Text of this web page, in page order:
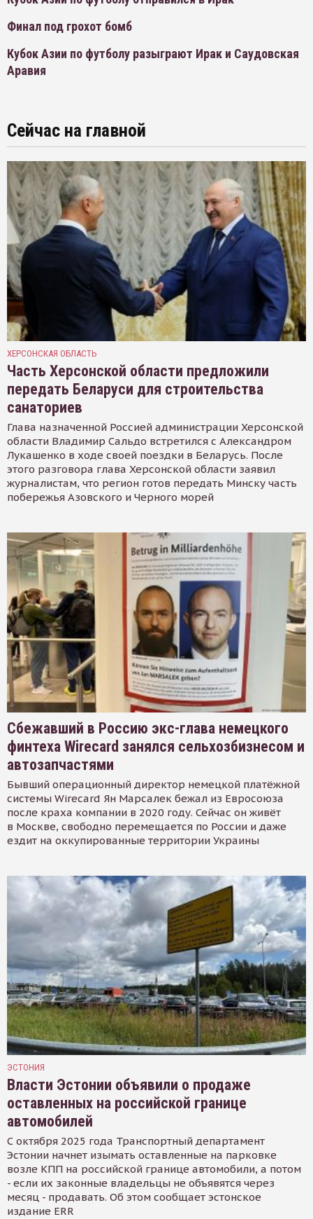
Финал под грохот бомб
Кубок Азии по футболу разыграют Ирак и Саудовская
Аравия
Сейчас на главной
ХЕРСОНСКАЯ ОБЛАСТЬ
Часть Херсонской области предложили
передать Беларуси для строительства
санаториев
Глава назначенной Россией администрации Херсонской
области Владимир Сальдо встретился с Александром
Лукашенко в ходе своей поездки в Беларусь. После
этого разговора глава Херсонской области заявил
журналистам, что регион готов передать Минску часть
побережья Азовского и Черного морей
Сбежавший в Россию экс-глава немецкого
финтеха Wirecard занялся сельхозбизнесом и
автозапчастями
Бывший операционный директор немецкой платёжной
системы Wirecard Ян Марсалек бежал из Евросоюза
после краха компании в 2020 году. Сейчас он живёт
в Москве, свободно перемещается по России и даже
ездит на оккупированные территории Украины
ЭСТОНИЯ
Власти Эстонии объявили о продаже
оставленных на российской границе
автомобилей
С октября 2025 года Транспортный департамент
Эстонии начнет изымать оставленные на парковке
возле КПП на российской границе автомобили, а потом
- если их законные владельцы не объявятся через
месяц - продавать. Об этом сообщает эстонское
издание ERR